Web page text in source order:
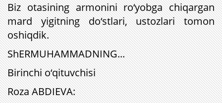
Biz otasining armonini ro‘yobga chiqargan
mard yigitning do‘stlari, ustozlari tomon
oshiqdik.
ShERMUHAMMADNING...
Birinchi o‘qituvchisi
Roza ABDIEVA: